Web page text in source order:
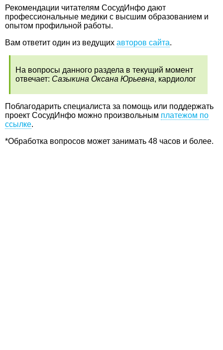
Рекомендации читателям СосудИнфо дают
профессиональные медики с высшим образованием и
опытом профильной работы.
Вам ответит один из ведущих авторов сайта.
На вопросы данного раздела в текущий момент
отвечает: Сазыкина Оксана Юрьевна, кардиолог
Поблагодарить специалиста за помощь или поддержать
проект СосудИнфо можно произвольным платежом по
ссылке.
*Обработка вопросов может занимать 48 часов и более.